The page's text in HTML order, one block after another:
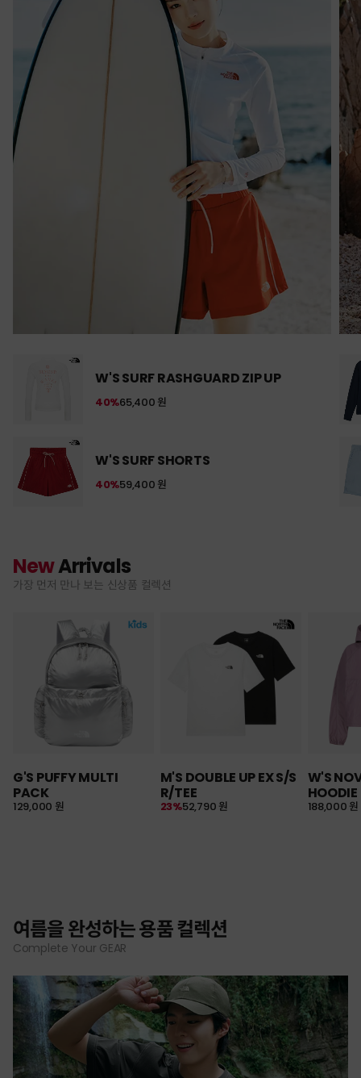
W'S SURF RASHGUARD ZIP UP
65,400 원
40%
W'S SURF SHORTS
59,400 원
40%
NewArrivals
가장 먼저 만나 보는 신상품 컬렉션
G'S PUFFY MULTI
PACK
129,000 원
M'S DOUBLE UP EX S/S
R/TEE
52,790 원
23%
W'S
HOODIE
188,000 원
여름을 완성하는 용품 컬렉션
Complete Your GEAR